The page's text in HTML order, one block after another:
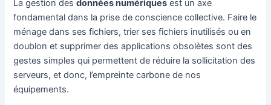
La gestion desdonnées numériques est un axe
fondamental dans la prise de conscience collective. Faire le
ménage dans ses fichiers, trier ses fichiers inutilisés ou en
doublon et supprimer des applications obsolètes sont des
gestes simples qui permettent de réduire la sollicitation des
serveurs, et donc, l’empreinte carbone de nos
équipements.